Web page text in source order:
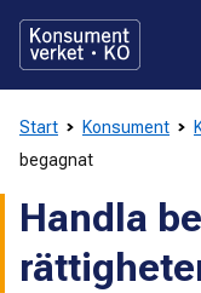
direkt
innehållet
Start Konsument
begagnat
Handla